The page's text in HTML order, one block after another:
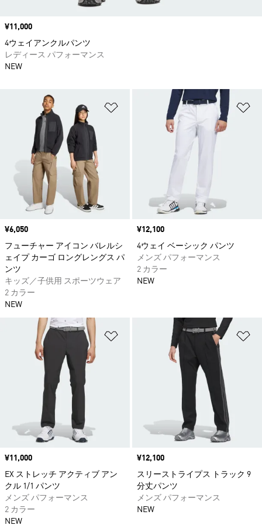
ほしいものリストに追加
価格
¥6,050
フューチャー アイコン バレルシ
ェイプ カーゴ ロングレングス パ
ンツ
キッズ／子供用 スポーツウェア
2 カラー
NEW
価格
¥12,100
4ウェイ ベーシック パンツ
メンズ パフォーマンス
2 カラー
NEW
ほしいものリストに追加
価格
¥11,000
EX ストレッチ アクティブ アン
クル 1/1 パンツ
メンズ パフォーマンス
2 カラー
NEW
価格
¥12,100
スリーストライプス トラック 9
分丈パンツ
メンズ パフォーマンス
NEW
価格
¥11,000
4ウェイアンクルパンツ
レディース パフォーマンス
NEW